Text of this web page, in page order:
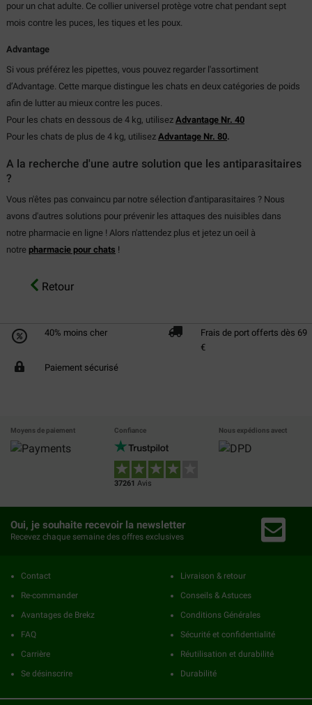
pour un chat adulte. Ce collier universel protège votre chat pendant sept
mois contre les puces, les tiques et les poux.
Advantage
Si vous préférez les pipettes, vous pouvez regarder l'assortiment
d’Advantage. Cette marque distingue les chats en deux catégories de poids
afin de lutter au mieux contre les puces.
Pour les chats en dessous de 4 kg, utilisez Advantage Nr. 40
Pour les chats de plus de 4 kg, utilisez Advantage Nr. 80.
A la recherche d'une autre solution que les antiparasitaires
?
Vous n'êtes pas convaincu par notre sélection d'antiparasitaires ? Nous
avons d'autres solutions pour prévenir les attaques des nuisibles dans
notre pharmacie en ligne ! Alors n'attendez plus et jetez un oeil à
notre pharmacie pour chats !
Retour
40% moins cher
Frais de port offerts dès 69
€
Paiement sécurisé
Moyens de paiement Confiance
37261 Avis
Nous expédions avect
Oui, je souhaite recevoir la newsletter
Recevez chaque semaine des offres exclusives
Contact
Re-commander
Avantages de Brekz
FAQ
Carrière
Se désinscrire
Livraison & retour
Conseils & Astuces
Conditions Générales
Sécurité et confidentialité
Réutilisation et durabilité
Durabilité